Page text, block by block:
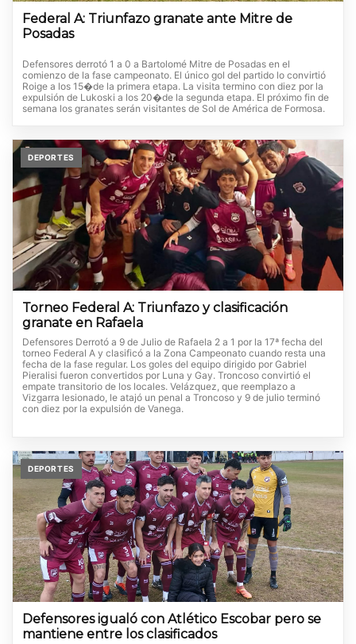
Federal A: Triunfazo granate ante Mitre de
Posadas
Defensores derrotó 1 a 0 a Bartolomé Mitre de Posadas en el
comienzo de la fase campeonato. El único gol del partido lo convirtió
Roige a los 15�de la primera etapa. La visita termino con diez por la
expulsión de Lukoski a los 20�de la segunda etapa. El próximo fin de
semana los granates serán visitantes de Sol de América de Formosa.
DEPORTES
Torneo Federal A: Triunfazo y clasificación
granate en Rafaela
Defensores Derrotó a 9 de Julio de Rafaela 2 a 1 por la 17ª fecha del
torneo Federal A y clasificó a la Zona Campeonato cuando resta una
fecha de la fase regular. Los goles del equipo dirigido por Gabriel
Pieralisi fueron convertidos por Luna y Gay. Troncoso convirtió el
empate transitorio de los locales. Velázquez, que reemplazo a
Vizgarra lesionado, le atajó un penal a Troncoso y 9 de julio terminó
con diez por la expulsión de Vanega.
DEPORTES
Defensores igualó con Atlético Escobar pero se
mantiene entre los clasificados